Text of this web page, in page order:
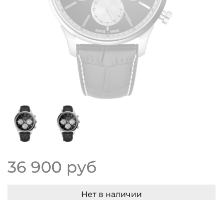
36 900 руб
Нет в наличии